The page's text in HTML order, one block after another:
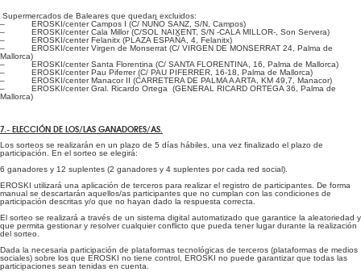
Supermercados de Baleares que quedan excluidos:
– EROSKI/center Campos I (C/ NUÑO SANZ, S/N, Campos)
– EROSKI/center Cala Millor (C/SOL NAIXENT, S/N -CALA MILLOR-, Son Servera)
– EROSKI/center Felanitx (PLAZA ESPAÑA, 4, Felanitx)
– EROSKI/center Virgen de Monserrat (C/ VIRGEN DE MONSERRAT 24, Palma de
Mallorca)
– EROSKI/center Santa Florentina (C/ SANTA FLORENTINA, 16, Palma de Mallorca)
– EROSKI/center Pau Piferrer (C/ PAU PIFERRER, 16-18, Palma de Mallorca)
– EROSKI/center Manacor II (CARRETERA DE PALMA A ARTA, KM 49,7, Manacor)
– EROSKI/center Gral. Ricardo Ortega (GENERAL RICARD ORTEGA 36, Palma de
Mallorca)
7.- ELECCIÓN DE LOS/LAS GANADORES/AS.
Los sorteos se realizarán en un plazo de 5 días hábiles, una vez finalizado el plazo de
participación. En el sorteo se elegirá:
6 ganadores y 12 suplentes (2 ganadores y 4 suplentes por cada red social).
EROSKI utilizará una aplicación de terceros para realizar el registro de participantes. De forma
manual se descartarán aquellos/as participantes que no cumplan con las condiciones de
participación descritas y/o que no hayan dado la respuesta correcta.
El sorteo se realizará a través de un sistema digital automatizado que garantice la aleatoriedad y
que permita gestionar y resolver cualquier conflicto que pueda tener lugar durante la realización
del sorteo.
Dada la necesaria participación de plataformas tecnológicas de terceros (plataformas de medios
sociales) sobre los que EROSKI no tiene control, EROSKI no puede garantizar que todas las
participaciones sean tenidas en cuenta.